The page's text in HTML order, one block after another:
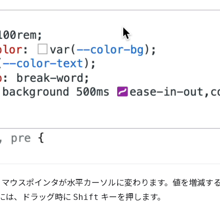
ウスポインタが水平カーソルに変わります。値を増減す
は、ドラッグ時に Shift キーを押します。